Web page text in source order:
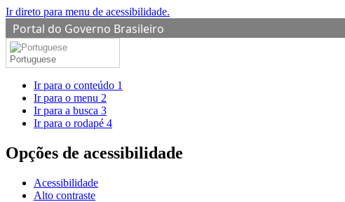
Ir direto para menu de acessibilidade.
Portal do Governo Brasileiro
Portuguese
Ir para o conteúdo 1
Ir para o menu 2
Ir para a busca 3
Ir para o rodapé 4
Opções de acessibilidade
Acessibilidade
Alto contraste